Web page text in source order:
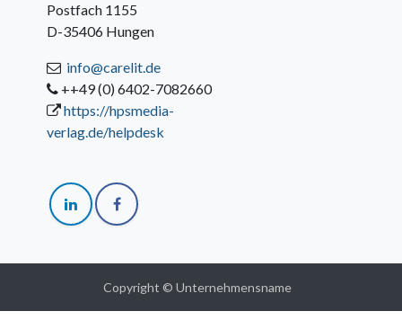
Postfach 1155
D-35406 Hungen
info@carelit.de
++49 (0) 6402-7082660
https://hpsmedia-
verlag.de/helpdesk
Copyright © Unternehmensname